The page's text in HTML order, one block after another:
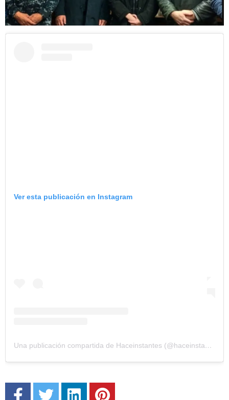
Ver esta publicación en Instagram
Una publicación compartida de Haceinstantes (@haceinstantesok)